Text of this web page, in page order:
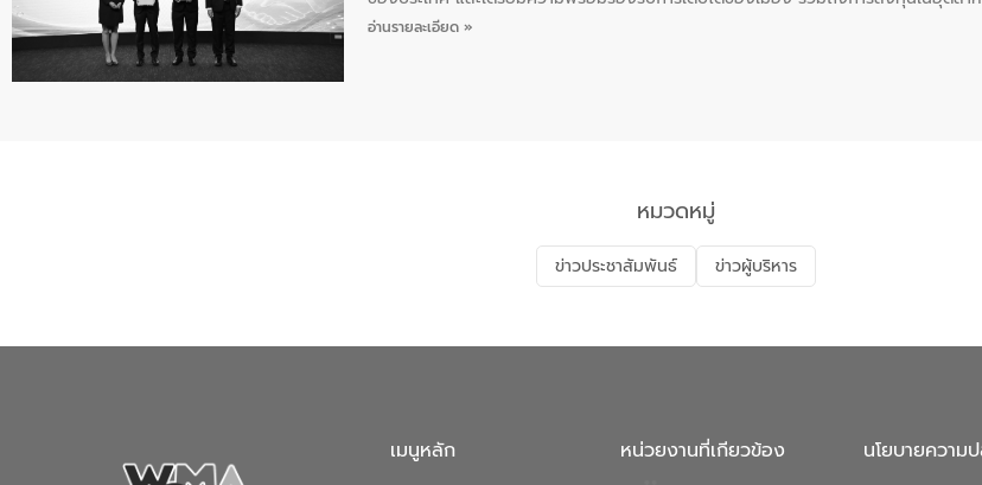
ท้าทายจากวิกฤตการเปลี่ยนแปลงสภาพภูมิอากาศและความเสี่ยงภัยแล้งในระยะยาว การป
ตลอดระบบ โดยการนำน้ำบำบัดกลับมาใช้ใหม่จะช่วยลดการพึ่งพาน้ำธรรมชาติและสร้างส
ความร่วมมือระหว่างภาครัฐและภาคเอกชนในครั้งนี้ นับเป็นก้าวสำคัญของ องค์การจัดการ
ฐานด้านน้ำของประเทศ เพื่อยกระดับประสิทธิภาพการใช้ทรัพยากรน้ำให้เกิดประโยชน์สูงสุด
อ่านรายละเอียด »
หมวดหมู่
ข่าวประชาสัมพันธ์ ข่าวผู้บริหาร
เมนูหลัก หน่วยงานที่เกียวข้อง นโยบายความ